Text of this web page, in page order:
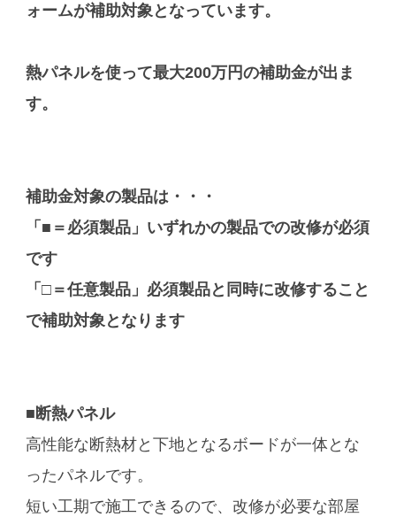
ォームが補助対象となっています。
熱パネルを使って最大200万円の補助金が出ま
す。
補助金対象の製品は・・・
「■＝必須製品」いずれかの製品での改修が必須
です
「□＝任意製品」必須製品と同時に改修すること
で補助対象となります
■断熱パネル
高性能な断熱材と下地となるボードが一体とな
ったパネルです。
短い工期で施工できるので、改修が必要な部屋